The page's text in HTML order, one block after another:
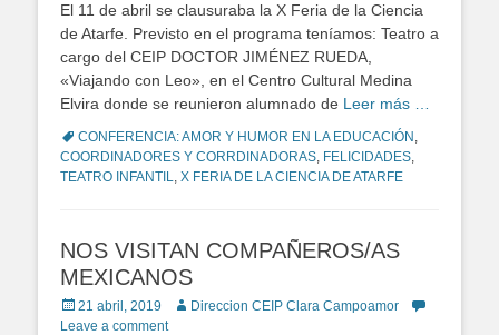
El 11 de abril se clausuraba la X Feria de la Ciencia
de Atarfe. Previsto en el programa teníamos: Teatro a
cargo del CEIP DOCTOR JIMÉNEZ RUEDA,
«Viajando con Leo», en el Centro Cultural Medina
Elvira donde se reunieron alumnado de Leer más …
TagsCONFERENCIA: AMOR Y HUMOR EN LA EDUCACIÓN ,
COORDINADORES Y CORRDINADORAS, FELICIDADES,
TEATRO INFANTIL, X FERIA DE LA CIENCIA DE ATARFE
NOS VISITAN COMPAÑEROS/AS
MEXICANOS
Posted
on
21 abril, 2019 AuthorDireccion CEIP Clara Campoamor
Leave a comment